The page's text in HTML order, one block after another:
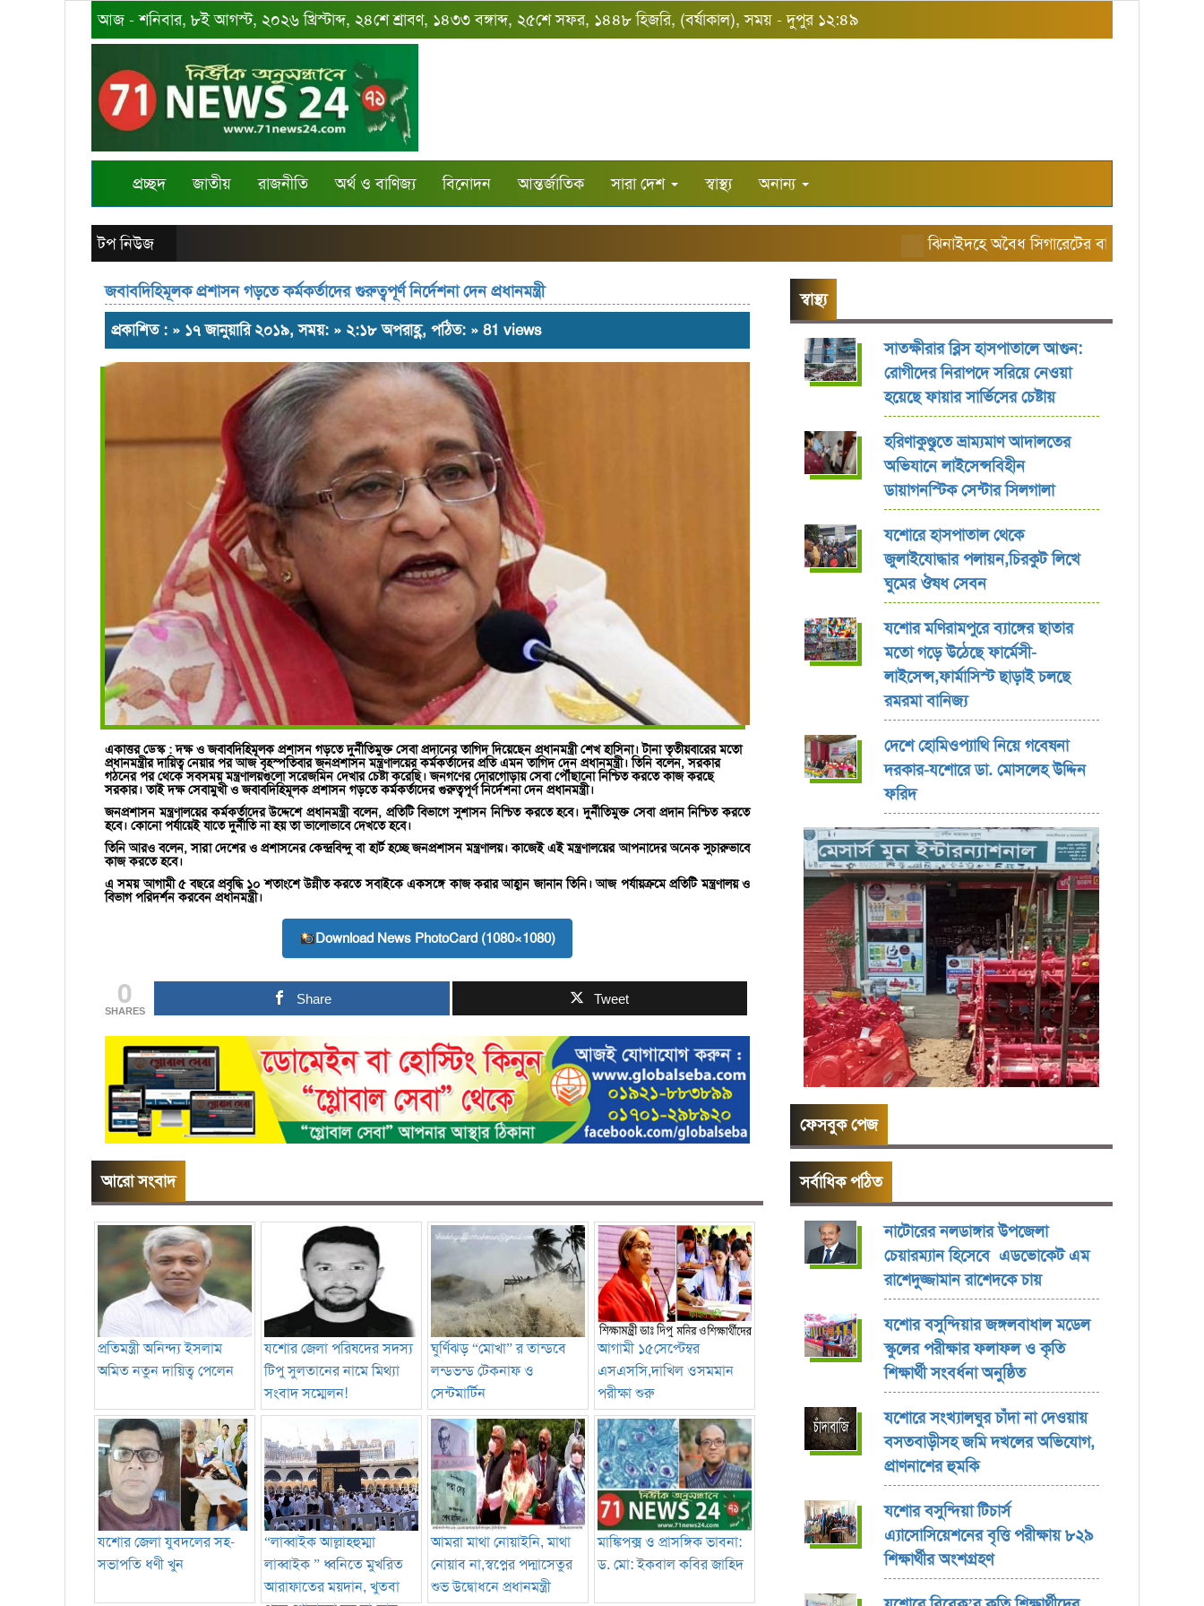
আজ - শনিবার, ৮ই আগস্ট, ২০২৬ খ্রিস্টাব্দ, ২৪শে শ্রাবণ, ১৪৩৩ বঙ্গাব্দ, ২৫শে সফর, ১৪৪৮ হিজরি, (বর্ষাকাল), সময় - দুপুর ১২:৪৯
প্রচ্ছদ জাতীয় রাজনীতি অর্থ ও বাণিজ্য বিনোদন আন্তর্জাতিক সারা দেশ স্বাস্থ্য অনান্য
টপ নিউজ ঝিনাইদহে অবৈধ সিগারেটের বাজার তৈরি করছে
জবাবদিহিমূলক প্রশাসন গড়তে কর্মকর্তাদের গুরুত্বপূর্ণ নির্দেশনা দেন প্রধানমন্ত্রী
প্রকাশিত : » ১৭ জানুয়ারি ২০১৯, সময়: » ২:১৮ অপরাহ্ণ, পঠিত: » 81 views
একাত্তর ডেস্ক :দক্ষ ও জবাবদিহিমূলক প্রশাসন গড়তে দুর্নীতিমুক্ত সেবা প্রদানের তাগিদ দিয়েছেন প্রধানমন্ত্রী শেখ হাসিনা। টানা তৃতীয়বারের মতো
প্রধানমন্ত্রীর দায়িত্ব নেয়ার পর আজ বৃহস্পতিবার জনপ্রশাসন মন্ত্রণালয়ের কর্মকর্তাদের প্রতি এমন তাগিদ দেন প্রধানমন্ত্রী। তিনি বলেন, সরকার
গঠনের পর থেকে সবসময় মন্ত্রণালয়গুলো সরেজমিন দেখার চেষ্টা করেছি। জনগণের দোরগোড়ায় সেবা পৌঁছানো নিশ্চিত করতে কাজ করছে
সরকার। তাই দক্ষ সেবামুখী ও জবাবদিহিমূলক প্রশাসন গড়তে কর্মকর্তাদের গুরুত্বপূর্ণ নির্দেশনা দেন প্রধানমন্ত্রী।
জনপ্রশাসন মন্ত্রণালয়ের কর্মকর্তাদের উদ্দেশে প্রধানমন্ত্রী বলেন, প্রতিটি বিভাগে সুশাসন নিশ্চিত করতে হবে। দুর্নীতিমুক্ত সেবা প্রদান নিশ্চিত করতে
হবে। কোনো পর্যায়েই যাতে দুর্নীতি না হয় তা ভালোভাবে দেখতে হবে।
তিনি আরও বলেন, সারা দেশের ও প্রশাসনের কেন্দ্রবিন্দু বা হার্ট হচ্ছে জনপ্রশাসন মন্ত্রণালয়। কাজেই এই মন্ত্রণালয়ের আপনাদের অনেক সুচারুভাবে
কাজ করতে হবে।
এ সময় আগামী ৫ বছরে প্রবৃদ্ধি ১০ শতাংশে উন্নীত করতে সবাইকে একসঙ্গে কাজ করার আহ্বান জানান তিনি। আজ পর্যায়ক্রমে প্রতিটি মন্ত্রণালয় ও
বিভাগ পরিদর্শন করবেন প্রধানমন্ত্রী।
Download News PhotoCard (1080×1080)
0
SHARES
Share Tweet
আরো সংবাদ
প্রতিমন্ত্রী অনিন্দ্য ইসলাম
অমিত নতুন দায়িত্ব পেলেন
যশোর জেলা পরিষদের সদস্য
টিপু সুলতানের নামে মিথ্যা
সংবাদ সম্মেলন!
ঘুর্ণিঝড় “মোখা” র তান্ডবে
লন্ডভন্ড টেকনাফ ও
সেন্টমার্টিন
আগামী ১৫সেপ্টেম্বর
এসএসসি,দাখিল ওসমমান
পরীক্ষা শুরু
যশোর জেলা যুবদলের সহ-
সভাপতি ধণী খুন
“লাব্বাইক আল্লাহহুম্মা
লাব্বাইক ” ধ্বনিতে মুখরিত
আরাফাতের ময়দান, খুতবা
আমরা মাথা নোয়াইনি, মাথা
নোয়াব না,স্বপ্নের পদ্মাসেতুর
শুভ উদ্বোধনে প্রধানমন্ত্রী
মাঙ্কিপক্স ও প্রাসঙ্গিক ভাবনা:
ড. মো: ইকবাল কবির জাহিদ
স্বাস্থ্য
সাতক্ষীরার ব্লিস হাসপাতালে আগুন:
রোগীদের নিরাপদে সরিয়ে নেওয়া
হয়েছে ফায়ার সার্ভিসের চেষ্টায়
হরিণাকুণ্ডুতে ভ্রাম্যমাণ আদালতের
অভিযানে লাইসেন্সবিহীন
ডায়াগনস্টিক সেন্টার সিলগালা
যশোরে হাসপাতাল থেকে
জুলাইযোদ্ধার পলায়ন,চিরকুট লিখে
ঘুমের ঔষধ সেবন
যশোর ‎মণিরামপুরে ব্যাঙ্গের ছাতার
মতো গড়ে উঠেছে ফার্মেসী-
লাইসেন্স,ফার্মাসিস্ট ছাড়াই চলছে
রমরমা বানিজ্য ‎
দেশে হোমিওপ্যাথি নিয়ে গবেষনা
দরকার-যশোরে ডা. মোসলেহ উদ্দিন
ফরিদ
ফেসবুক পেজ
সর্বাধিক পঠিত
নাটোরের নলডাঙ্গার উপজেলা
চেয়ারম্যান হিসেবে এডভোকেট এম
রাশেদুজ্জামান রাশেদকে চায়
যশোর বসুন্দিয়ার জঙ্গলবাধাল মডেল
স্কুলের পরীক্ষার ফলাফল ও কৃতি
শিক্ষার্থী সংবর্ধনা অনুষ্ঠিত
যশোরে সংখ্যালঘুর চাঁদা না দেওয়ায়
বসতবাড়ীসহ জমি দখলের অভিযোগ,
প্রাণনাশের হুমকি
যশোর বসুন্দিয়া টিচার্স
এ্যাসোসিয়েশনের বৃত্তি পরীক্ষায় ৮২৯
শিক্ষার্থীর অংশগ্রহণ